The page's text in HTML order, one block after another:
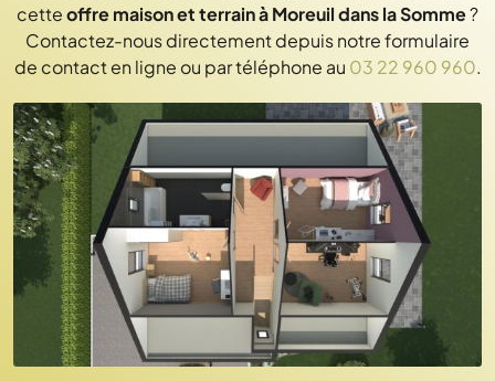
cetteoffre maison et terrain à Moreuil dans la Somme?
Contactez-nous directement depuis notre formulaire
de contact en ligne ou par téléphone au 03 22 960 960.